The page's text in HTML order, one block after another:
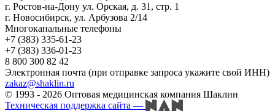
г. Ростов-на-Дону ул. Орская, д. 31, стр. 1
г. Новосибирск, ул. Арбузова 2/14
Многоканальные телефоны
+7 (383) 335-61-23
+7 (383) 336-01-23
8 800 300 82 42
Электронная почта (при отправке запроса укажите свой ИНН)
zakaz@shaklin.ru
© 1993 - 2026 Оптовая медицинская компания Шаклин
Техническая поддержка сайта —